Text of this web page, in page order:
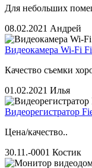
Для небольших
08.02.2021 Андрей
Видеокамера Wi-Fi
Качество съемки
01.02.2021 Илья
Видеорегистратор
Цена/качество..
30.11.-0001 Костик